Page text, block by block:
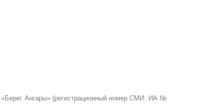
«Берег Ангары» (регистрационный номер СМИ: ИА №